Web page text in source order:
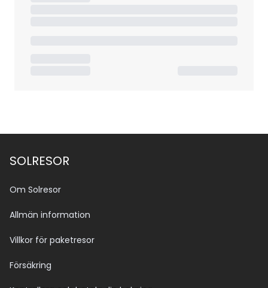
SOLRESOR
Om Solresor
Allmän information
Villkor för paketresor
Försäkring